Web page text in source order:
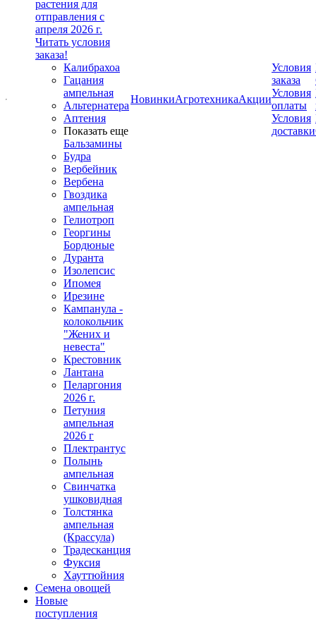
растения для
отправления с
апреля 2026 г.
Читать условия
заказа!
Калибрахоа
Гацания
ампельная
Альтернатера
Аптения
Показать еще
Бальзамины
Будра
Вербейник
Вербена
Гвоздика
ампельная
Гелиотроп
Георгины
Бордюные
Дуранта
Изолепсис
Ипомея
Ирезине
Кампанула -
колокольчик
"Жених и
невеста"
Крестовник
Лантана
Пеларгония
2026 г.
Петуния
ампельная
2026 г
Плектрантус
Полынь
ампельная
Свинчатка
ушковидная
Толстянка
ампельная
(Крассула)
Традесканция
Фуксия
Хауттюйния
Семена овощей
Новые
поступления
НовинкиАгротехникаАкции
Условия
заказа
Условия
оплаты
Условия
доставки